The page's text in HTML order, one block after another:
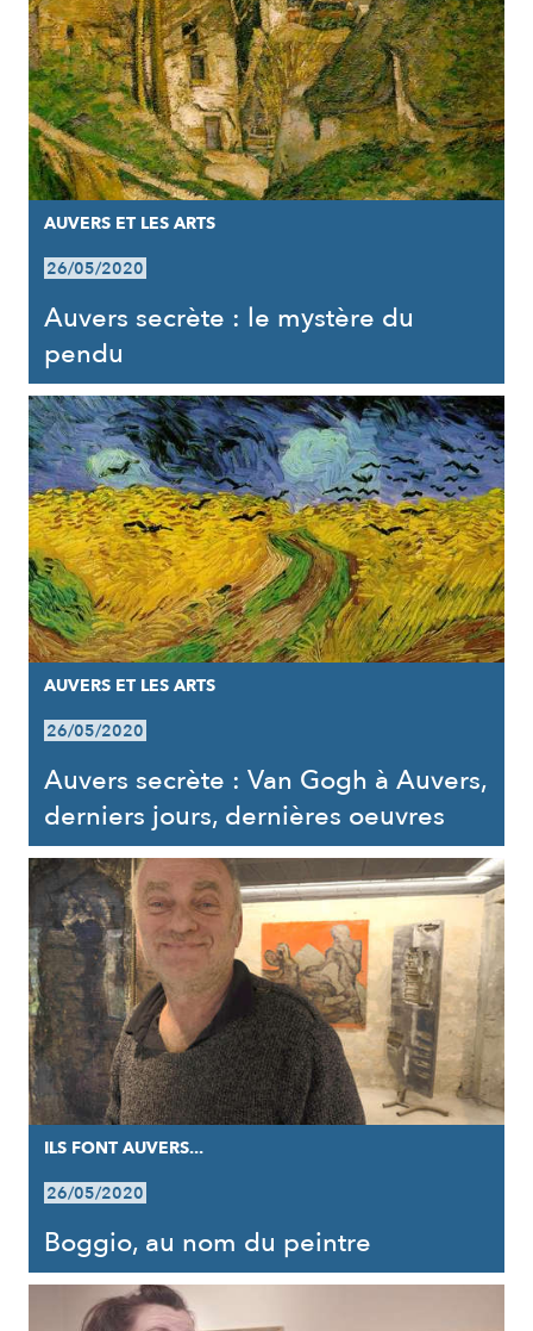
AUVERS ET LES ARTS
26/05/2020
Auvers secrète : le mystère du
pendu
AUVERS ET LES ARTS
26/05/2020
Auvers secrète : Van Gogh à Auvers,
derniers jours, dernières oeuvres
ILS FONT AUVERS...
26/05/2020
Boggio, au nom du peintre